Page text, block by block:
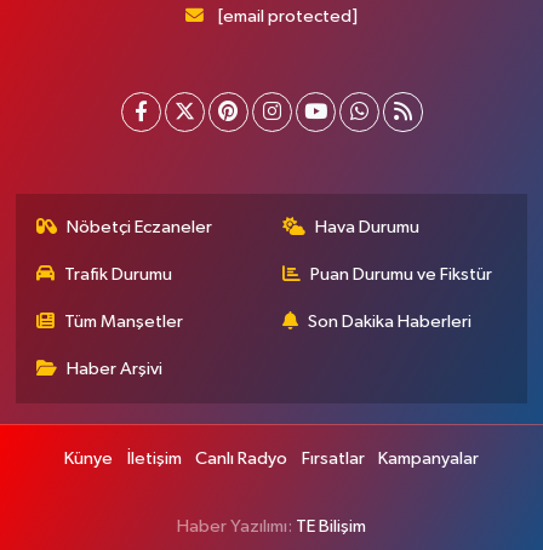
[email protected]
Nöbetçi Eczaneler Hava Durumu
Trafik Durumu Puan Durumu ve Fikstür
Tüm Manşetler Son Dakika Haberleri
Haber Arşivi
Künye İletişim Canlı Radyo Fırsatlar Kampanyalar
Haber Yazılımı: TE Bilişim